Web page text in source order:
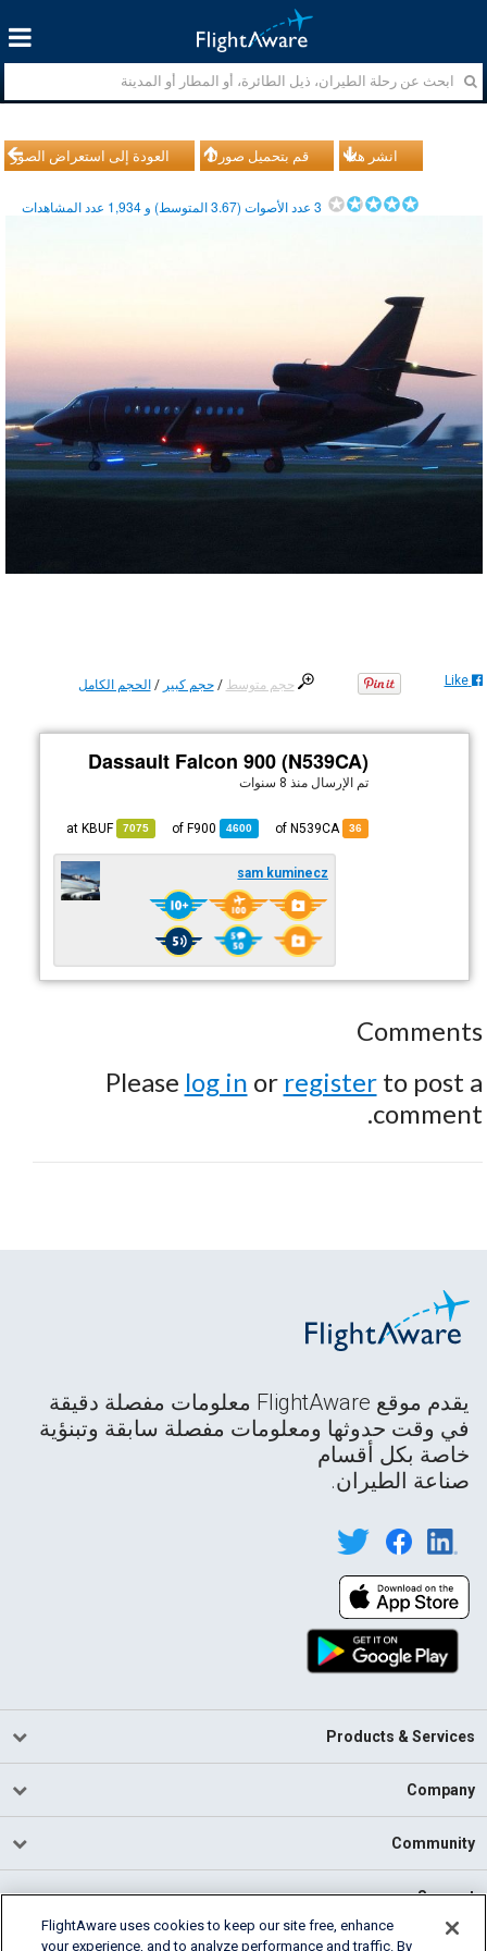
العودة إلى استعراض الصور قم بتحميل صورك انشر هذا
3عدد الأصوات (3.67المتوسط) و 1,934 عدد المشاهدات
حجم متوسط /حجم كبير /الحجم الكامل Like
Dassault Falcon 900 (N539CA)
تم الإرسال منذ 8 سنوات
36
4600
F900
7075
at
KBUF
sam kuminecz
Comments
Please log in or registerto post a
comment.
يقدم موقع FlightAware معلومات مفصلة دقيقة
في وقت حدوثها ومعلومات مفصلة سابقة وتبنؤية
خاصة بكل أقسام
صناعة الطيران.
Products & Services
Company
Community
Support
FlightAware uses cookies to keep our site free, enhance
your experience, and to analyze performance and traffic. By